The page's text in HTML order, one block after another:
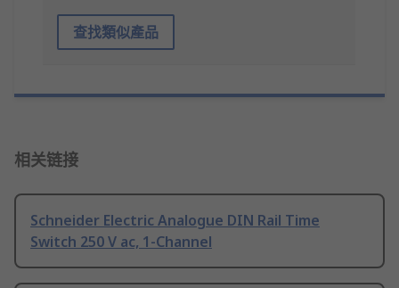
查找類似產品
相关链接
Schneider Electric Analogue DIN Rail Time
Switch 250 V ac, 1-Channel